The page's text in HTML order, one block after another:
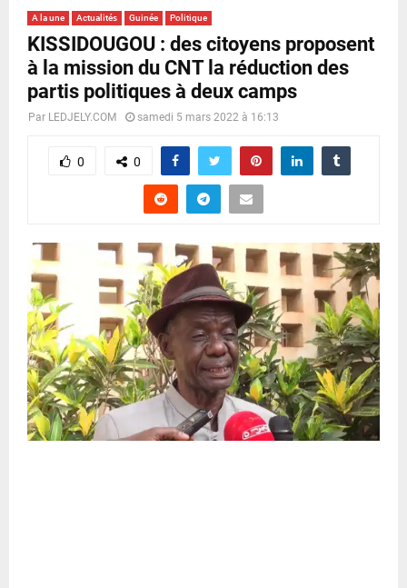
U
A la une Actualités Guinée Politique
KISSIDOUGOU : des citoyens proposent
à la mission du CNT la réduction des
partis politiques à deux camps
Par LEDJELY.COM samedi 5 mars 2022 à 16:13
0 0